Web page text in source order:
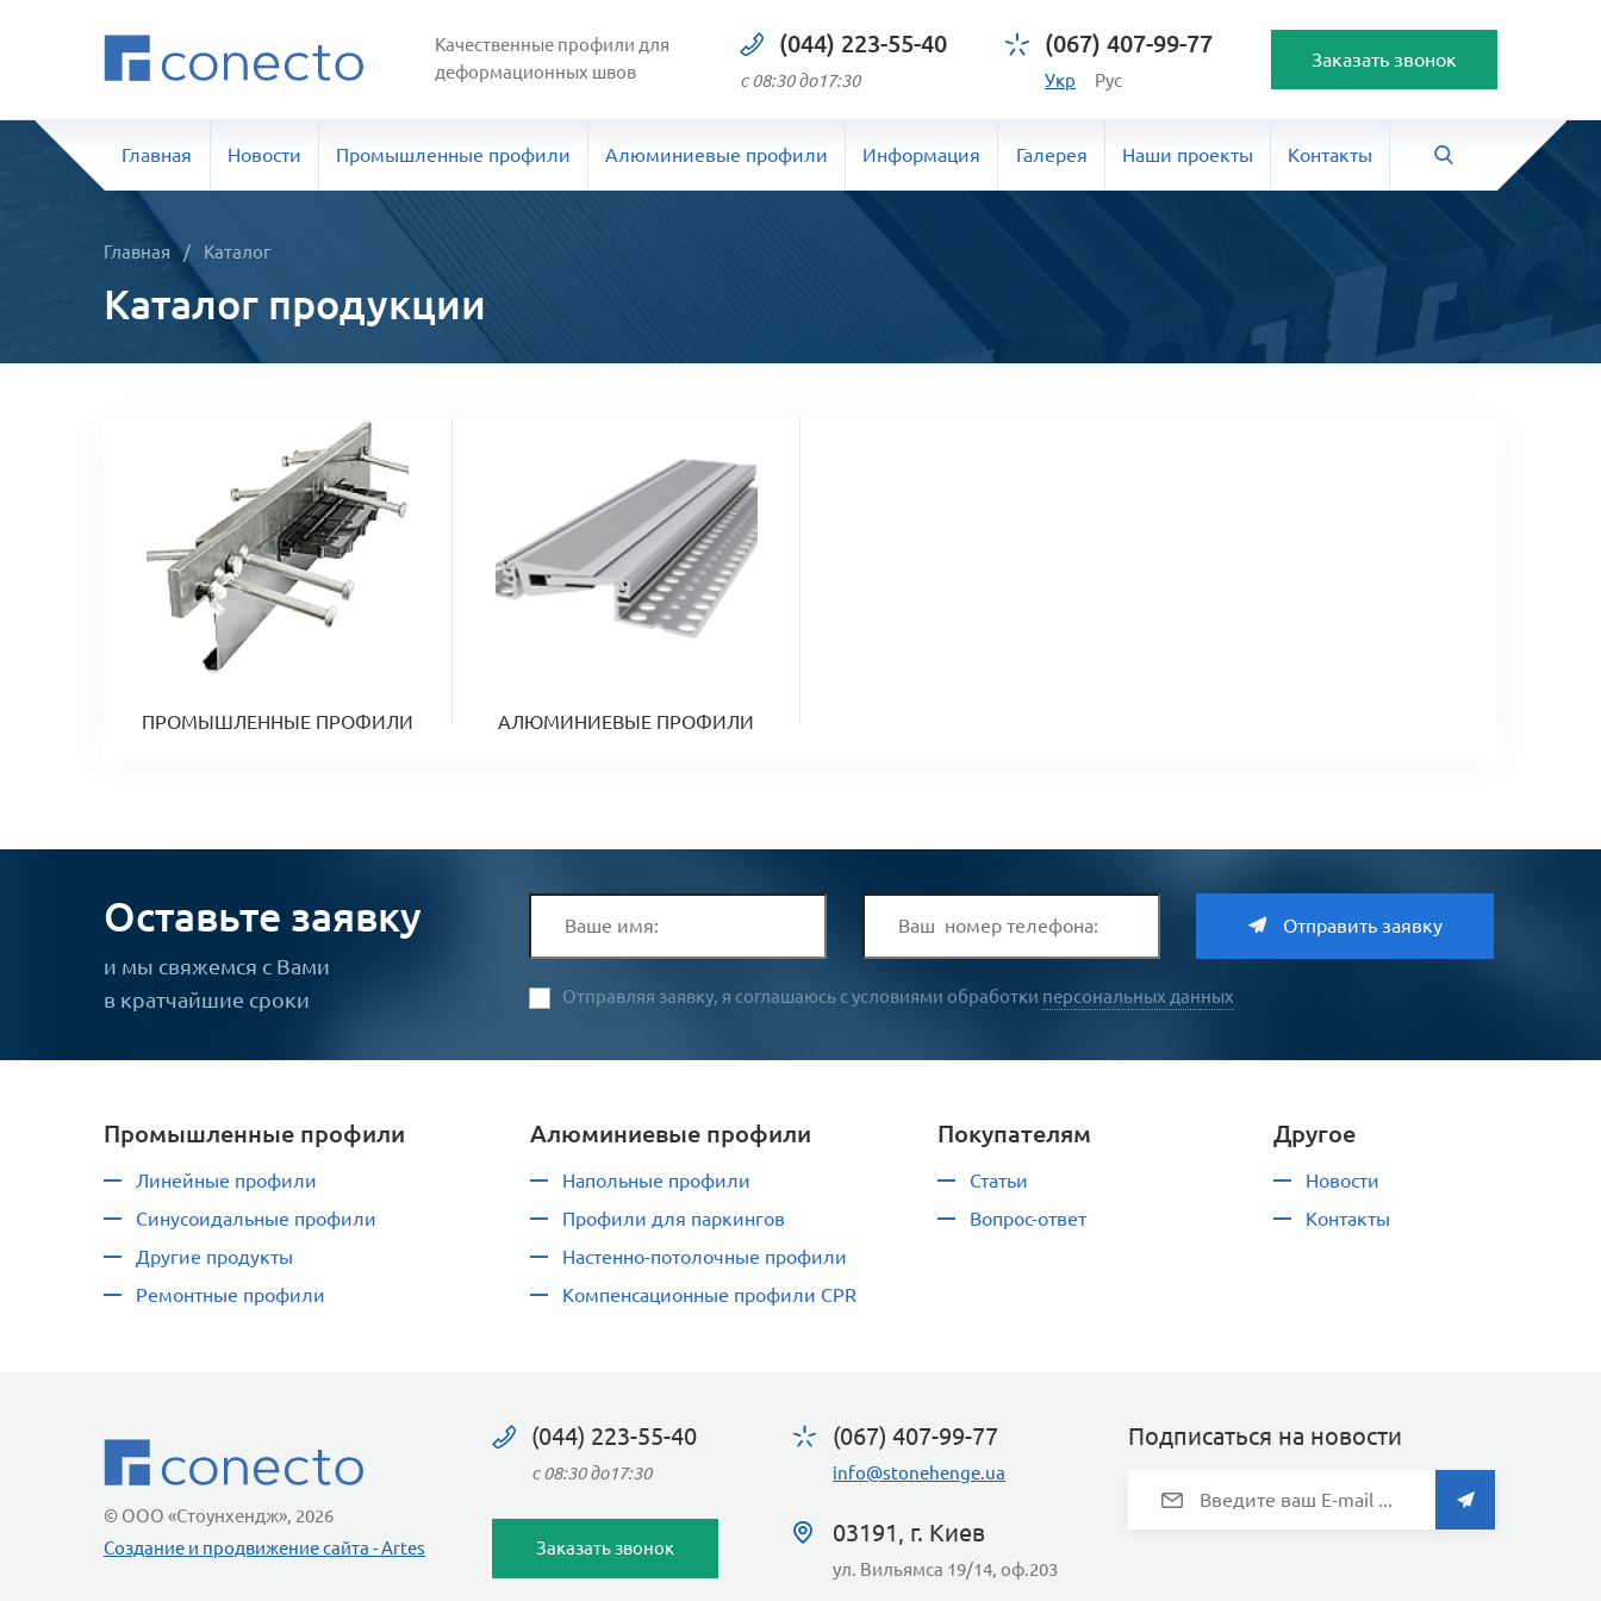
Качественные профили для
деформационных швов
Заказать звонок
(044) 223-55-40 (067) 407-99-77
с 08:30 до17:30 Укр Рус
Главная Новости Промышленные профили Алюминиевые профили Информация Галерея Наши проекты Контакты
Главная / Каталог
Каталог продукции
ПРОМЫШЛЕННЫЕ ПРОФИЛИ АЛЮМИНИЕВЫЕ ПРОФИЛИ
Оставьте заявку
и мы свяжемся с Вами
в кратчайшие сроки
Отправить заявку
Отправляя заявку, я соглашаюсь с условиями обработки персональных данных
Промышленные профили
Линейные профили
Синусоидальные профили
Другие продукты
Ремонтные профили
Алюминиевые профили
Напольные профили
Профили для паркингов
Настенно-потолочные профили
Компенсационные профили CPR
Покупателям
Статьи
Вопрос-ответ
Другое
Новости
Контакты
© ООО «Стоунхендж», 2026
Создание и продвижение сайта - Artes
(044) 223-55-40
с 08:30 до17:30
(067) 407-99-77
info@stonehenge.ua
Заказать звонок
03191, г. Киев
ул. Вильямса 19/14, оф.203
Подписаться на новости